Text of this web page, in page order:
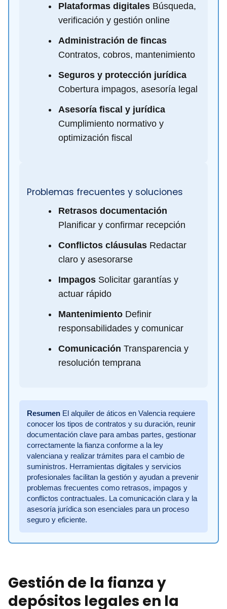
Plataformas digitales Búsqueda,
verificación y gestión online
Administración de fincas
Contratos, cobros, mantenimiento
Seguros y protección jurídica
Cobertura impagos, asesoría legal
Asesoría fiscal y jurídica
Cumplimiento normativo y
optimización fiscal
Problemas frecuentes y soluciones
Retrasos documentación
Planificar y confirmar recepción
Conflictos cláusulas Redactar
claro y asesorarse
Impagos Solicitar garantías y
actuar rápido
Mantenimiento Definir
responsabilidades y comunicar
Comunicación Transparencia y
resolución temprana
Resumen El alquiler de áticos en Valencia requiere
conocer los tipos de contratos y su duración, reunir
documentación clave para ambas partes, gestionar
correctamente la fianza conforme a la ley
valenciana y realizar trámites para el cambio de
suministros. Herramientas digitales y servicios
profesionales facilitan la gestión y ayudan a prevenir
problemas frecuentes como retrasos, impagos y
conflictos contractuales. La comunicación clara y la
asesoría jurídica son esenciales para un proceso
seguro y eficiente.
Gestión de la fianza y
depósitos legales en la